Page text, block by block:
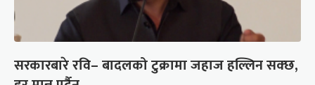
सरकारबारे रवि– बादलको टुक्रामा जहाज हल्लिन सक्छ,